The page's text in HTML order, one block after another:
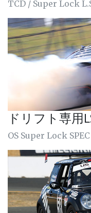
TCD / Super Lock
ドリフト専用
OS Super Lock